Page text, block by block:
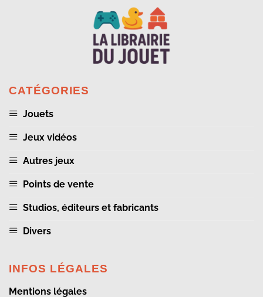
CATÉGORIES
Jouets
Jeux vidéos
Autres jeux
Points de vente
Studios, éditeurs et fabricants
Divers
INFOS LÉGALES
Mentions légales